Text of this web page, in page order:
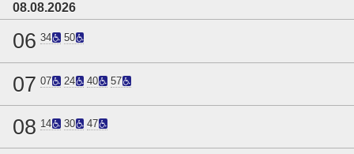
08.08.2026
06 34 50
07 07 24 40 57
08 14 30 47